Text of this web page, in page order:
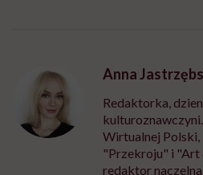
Anna
Redaktorka,
kulturoznawczyni.
Wirtualnej Polski,
"Przekroju" i "Art
redaktor